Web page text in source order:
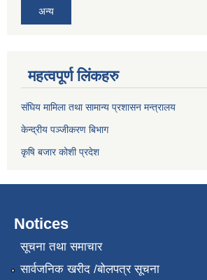
अन्य
महत्वपूर्ण लिंकहरु
संघिय मामिला तथा सामान्य प्रशासन मन्त्रालय
केन्द्रीय पञ्जीकरण बिभाग
कृषि बजार कोशी प्रदेश
Notices
सूचना तथा समाचार
सार्वजनिक खरीद /बोलपत्र सूचना